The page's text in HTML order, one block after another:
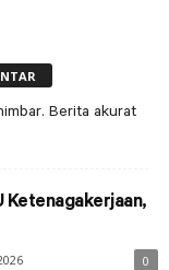
Berita akurat
Ketenagakerjaan,
0